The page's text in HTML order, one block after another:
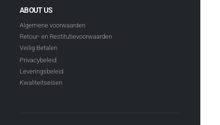
ABOUT US
Algemene voorwaarden
Retour- en Restitutievoorwaarden
Veilig Betalen
Privacybeleid
Leveringsbeleid
Kwaliteitseisen